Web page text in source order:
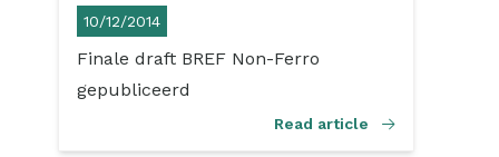
10/12/2014
Finale draft BREF Non-Ferro
gepubliceerd
Read article